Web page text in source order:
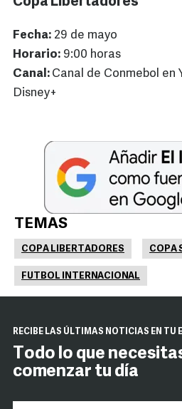
Fecha: 29 de mayo
Horario: 9:00 horas
Canal: Canal de Conmebol en
Disney+
TEMAS
COPA LIBERTADORES COPA
FUTBOL INTERNACIONAL
RECIBE LAS ÚLTIMAS NOTICIAS EN TU
Todo lo que
comenzar tu día